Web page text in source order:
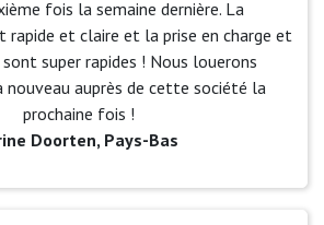
fois la semaine dernière. La
rapide et claire et la prise en charge et
super rapides ! Nous louerons
nouveau auprès de cette société la
prochaine fois !
Doorten, Pays-Bas